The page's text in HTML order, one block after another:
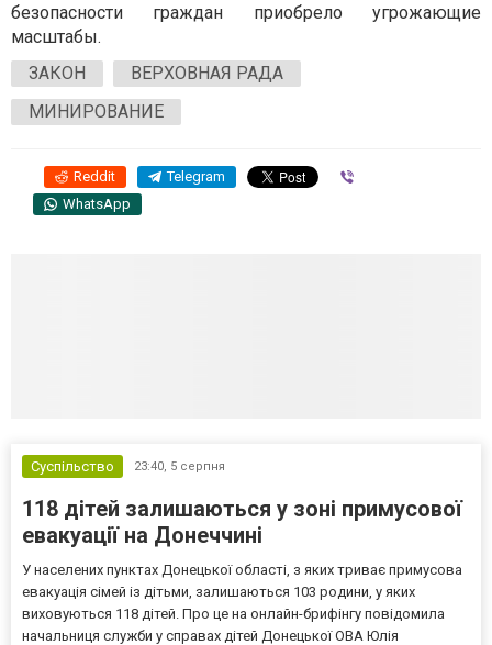
безопасности граждан приобрело угрожающие
масштабы.
ЗАКОН
ВЕРХОВНАЯ РАДА
МИНИРОВАНИЕ
Reddit Telegram
WhatsApp
Суспільство 23:40, 5 серпня
118 дітей залишаються у зоні примусової
евакуації на Донеччині
У населених пунктах Донецької області, з яких триває примусова
евакуація сімей із дітьми, залишаються 103 родини, у яких
виховуються 118 дітей. Про це на онлайн-брифінгу повідомила
начальниця служби у справах дітей Донецької ОВА Юлія